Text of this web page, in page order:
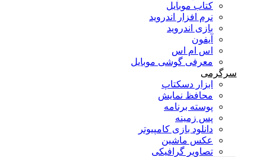
کتاب موبایل
نرم افزار اندروید
بازی اندروید
آیفون
اس ام اس
معرفی گوشی موبایل
سرگرمی
ابزار دسکتاپ
محافظ نمایش
پوسته برنامه
پس زمینه
دانلود بازی کامپیوتر
عکس ماشین
تصاویر گرافیکی